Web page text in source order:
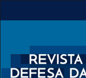
Lateral